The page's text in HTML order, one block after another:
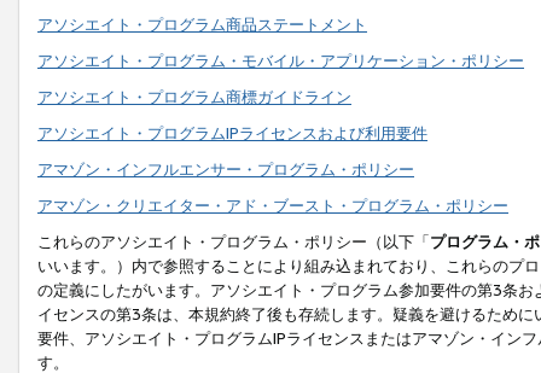
アソシエイト・プログラム商品ステートメント
アソシエイト・プログラム・モバイル・アプリケーション・ポリシー
アソシエイト・プログラム商標ガイドライン
アソシエイト・プログラムIPライセンスおよび利用要件
アマゾン・インフルエンサー・プログラム・ポリシー
アマゾン・クリエイター・アド・ブースト・プログラム・ポリシー
これらのアソシエイト・プログラム・ポリシー（以下「プログラム・
いいます。）内で参照することにより組み込まれており、これらのプ
の定義にしたがいます。アソシエイト・プログラム参加要件の第3条
イセンスの第3条は、本規約終了後も存続します。疑義を避けるため
要件、アソシエイト・プログラムIPライセンスまたはアマゾン・イン
す。